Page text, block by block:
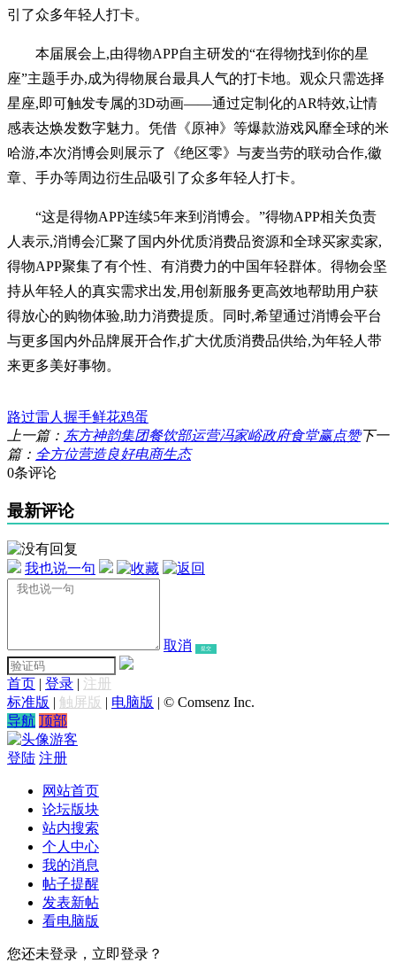
引了众多年轻人打卡。
本届展会上,由得物APP自主研发的“在得物找到你的星
座”主题手办,成为得物展台最具人气的打卡地。观众只需选择
星座,即可触发专属的3D动画——通过定制化的AR特效,让情
感表达焕发数字魅力。凭借《原神》等爆款游戏风靡全球的米
哈游,本次消博会则展示了《绝区零》与麦当劳的联动合作,徽
章、手办等周边衍生品吸引了众多年轻人打卡。
“这是得物APP连续5年来到消博会。”得物APP相关负责
人表示,消博会汇聚了国内外优质消费品资源和全球买家卖家,
得物APP聚集了有个性、有消费力的中国年轻群体。得物会坚
持从年轻人的真实需求出发,用创新服务更高效地帮助用户获
得放心的购物体验,助力消费提质。同时,希望通过消博会平台
与更多国内外品牌展开合作,扩大优质消费品供给,为年轻人带
来更多美好事物。
路过雷人 握手鲜花鸡蛋
上一篇： 东方神韵集团餐饮部运营冯家峪政府食堂赢点赞下一
篇： 全方位营造良好电商生态
0条评论
最新评论
我也说一句
取消 提交
首页 | 登录 | 注册
标准版 | 触屏版 | 电脑版 | © Comsenz Inc.
导航 顶部
游客
登陆 注册
网站首页
论坛版块
站内搜索
个人中心
我的消息
帖子提醒
发表新帖
看电脑版
您还未登录，立即登录？